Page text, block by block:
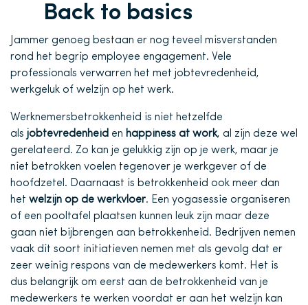
Back to basics
Jammer genoeg bestaan er nog teveel misverstanden
rond het begrip employee engagement. Vele
professionals verwarren het met jobtevredenheid,
werkgeluk of welzijn op het werk.
Werknemersbetrokkenheid is niet hetzelfde
als jobtevredenheid en happiness at work, al zijn deze wel
gerelateerd. Zo kan je gelukkig zijn op je werk, maar je
niet betrokken voelen tegenover je werkgever of de
hoofdzetel. Daarnaast is betrokkenheid ook meer dan
het welzijn op de werkvloer. Een yogasessie organiseren
of een pooltafel plaatsen kunnen leuk zijn maar deze
gaan niet bijbrengen aan betrokkenheid. Bedrijven nemen
vaak dit soort initiatieven nemen met als gevolg dat er
zeer weinig respons van de medewerkers komt. Het is
dus belangrijk om eerst aan de betrokkenheid van je
medewerkers te werken voordat er aan het welzijn kan